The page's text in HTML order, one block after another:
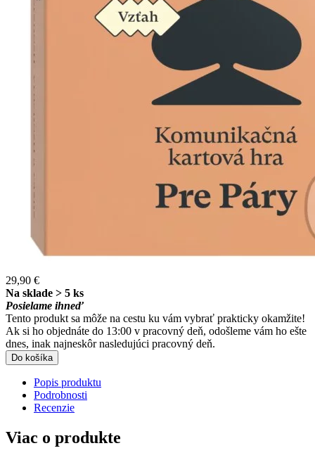
29,90 €
Na sklade > 5 ks
Posielame ihneď
Tento produkt sa môže na cestu ku vám vybrať prakticky okamžite!
Ak si ho objednáte do 13:00 v pracovný deň, odošleme vám ho ešte
dnes, inak najneskôr nasledujúci pracovný deň.
Do košíka
Popis produktu
Podrobnosti
Recenzie
Viac o produkte